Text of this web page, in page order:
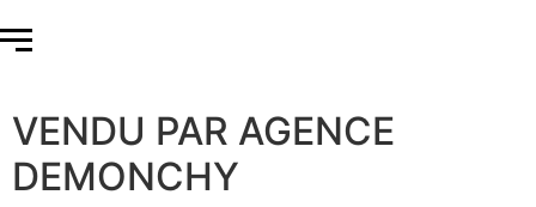
VENDU PAR AGENCE
DEMONCHY